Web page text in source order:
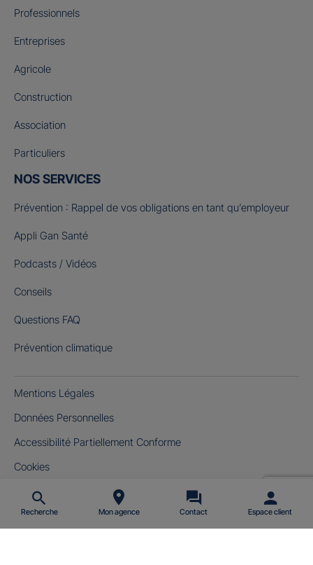
Recherche Mon agence Contact Espace client
Professionnels
Entreprises
Agricole
Construction
Association
Particuliers
NOS SERVICES
Prévention : Rappel de vos obligations en tant qu’employeur
Appli Gan Santé
Podcasts / Vidéos
Conseils
Questions FAQ
Prévention climatique
Mentions Légales
Données Personnelles
Accessibilité Partiellement Conforme
Cookies
Gérer mes cookies